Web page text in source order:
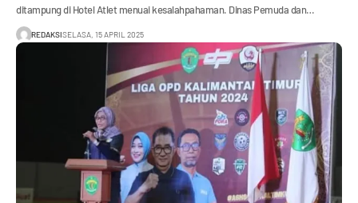
ditampung di Hotel Atlet menuai kesalahpahaman. Dinas Pemuda dan…
REDAKSISELASA, 15 APRIL 2025